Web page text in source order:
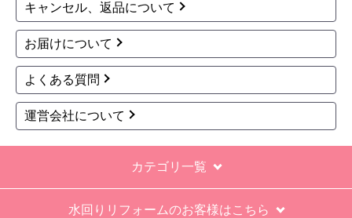
キャンセル、返品について
お届けについて
よくある質問
運営会社について
カテゴリ一覧
水回りリフォームのお客様はこちら